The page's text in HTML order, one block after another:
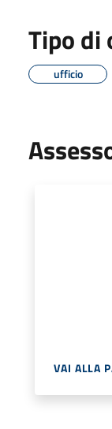
Tipo di
ufficio
VAI ALLA